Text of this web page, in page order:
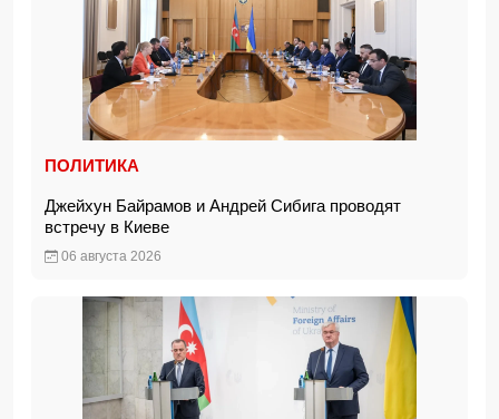
ПОЛИТИКА
Джейхун Байрамов и Андрей Сибига проводят
встречу в Киеве
06 августа 2026